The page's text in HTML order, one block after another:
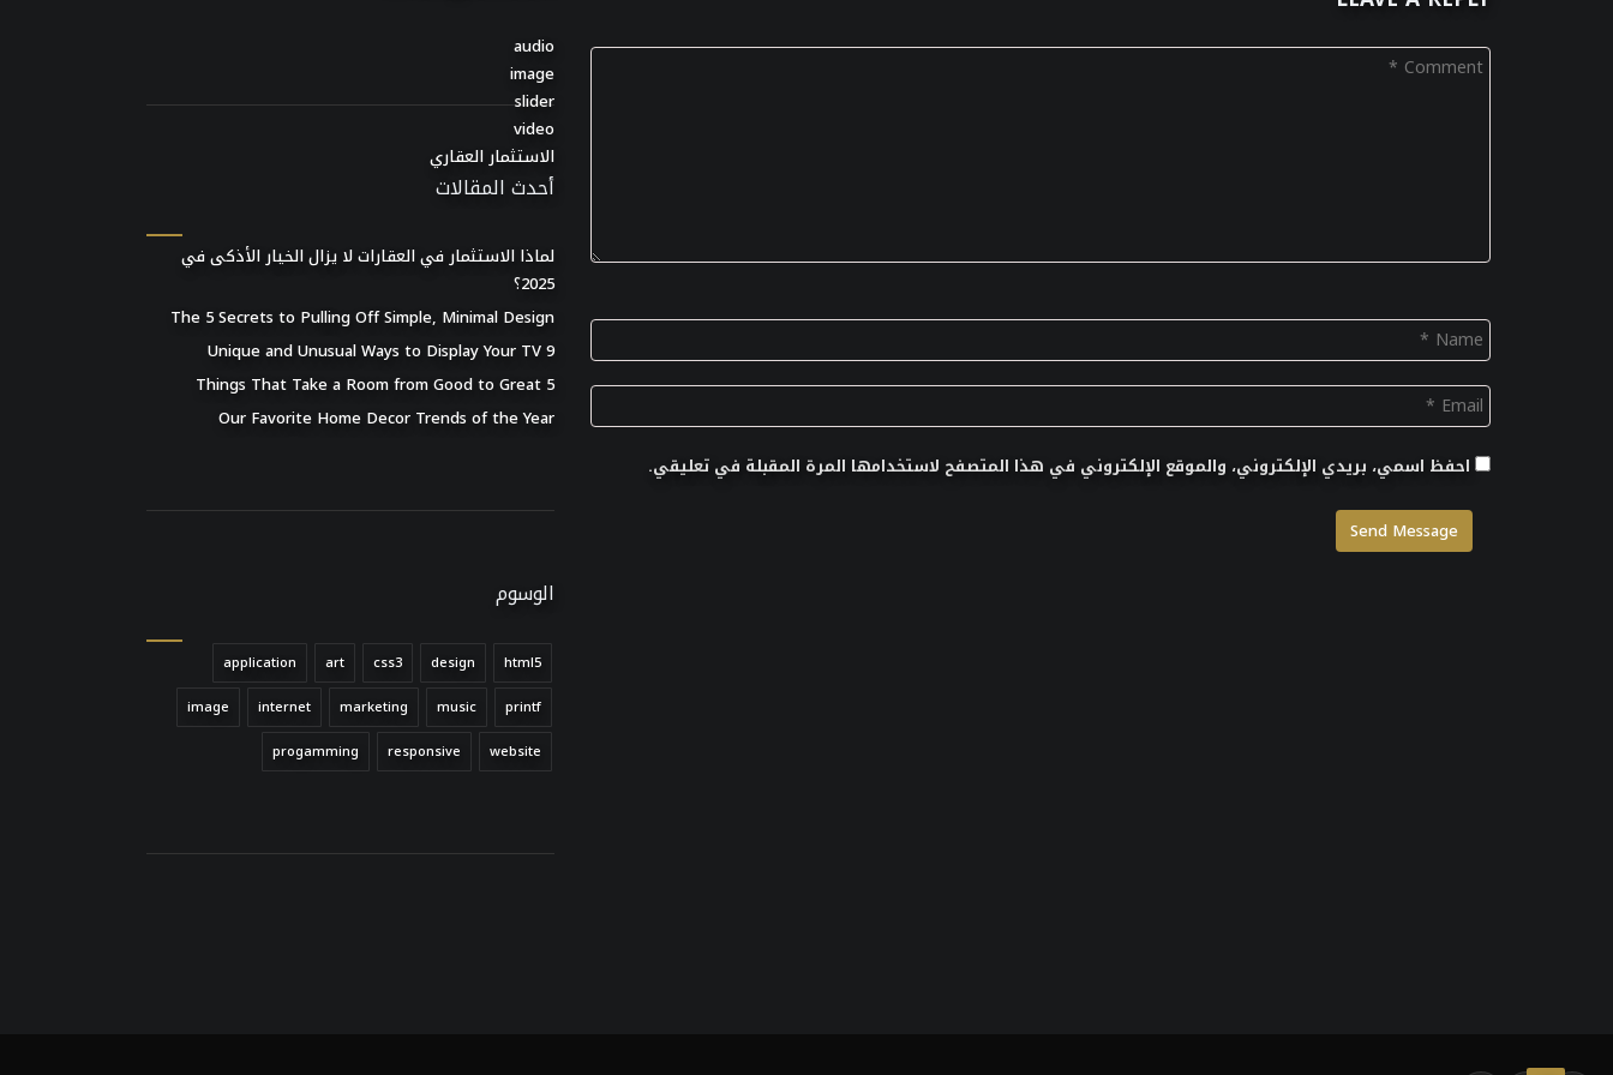
audio
image
slider
video
الاستثمار العقاري
أحدث المقالات
لماذا الاستثمار في العقارات لا يزال الخيار الأذكى في
2025؟
The 5 Secrets to Pulling Off Simple, Minimal Design
9 Unique and Unusual Ways to Display Your TV
5 Things That Take a Room from Good to Great
Our Favorite Home Decor Trends of the Year
الوسوم
application art css3 design
html5
image
internet marketing music
printf
progamming
responsive website
احفظ اسمي، بريدي الإلكتروني، والموقع الإلكتروني في هذا المتصفح لاستخدامها المرة المقبلة في تعليقي.